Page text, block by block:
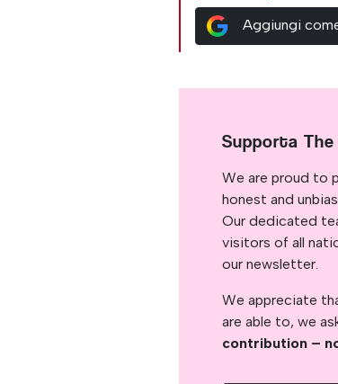
Aggiungi
Supporta
We are proud to
honest and
Our dedicated
visitors of all
our newsletter.
We appreciate
are able to, we
contribution –